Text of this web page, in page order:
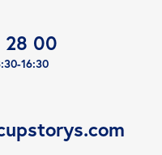
28 00
16:30